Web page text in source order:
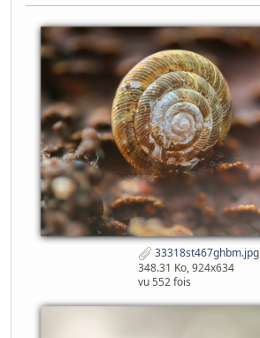
33318st467ghbm.jpg
348.31 Ko, 924x634
vu 552 fois